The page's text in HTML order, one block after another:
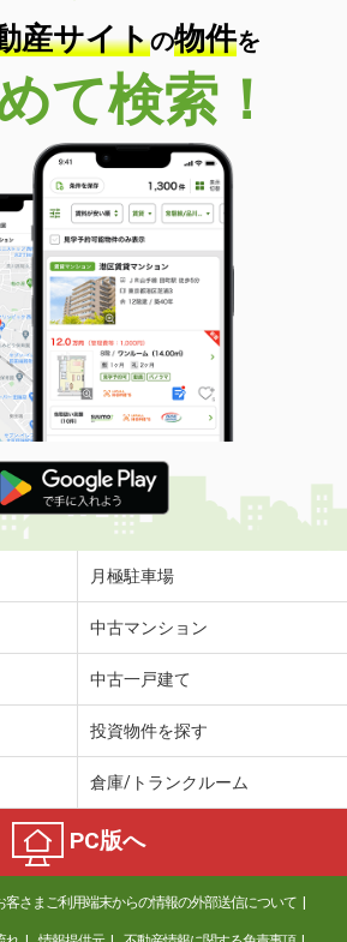
産サイトの物件を
て検索！
月極駐車場
中古マンション
中古一戸建て
投資物件を探す
倉庫/トランクルーム
PC版へ
客さまご利用端末からの情報の外部送信について